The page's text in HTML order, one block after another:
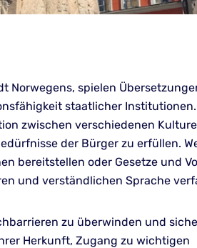
Norwegens, spielen
staatlicher
zwischen verschiedenen
der Bürger zu erfüllen.
bereitstellen oder Gesetze und
und verständlichen Sprache
zu überwinden und
Herkunft, Zugang zu wichtigen